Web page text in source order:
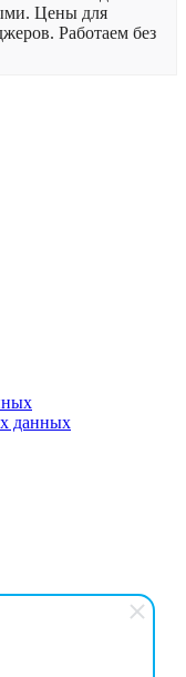
Цены для
Работаем без
данных